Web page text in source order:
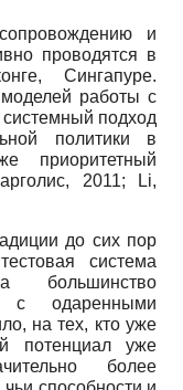
и
проводятся в
Сингапуре.
моделей работы с
подход
политики в
приоритетный
2011;
Li,
до сих пор
система
большинство
с одаренными
на тех, кто уже
потенциал уже
более